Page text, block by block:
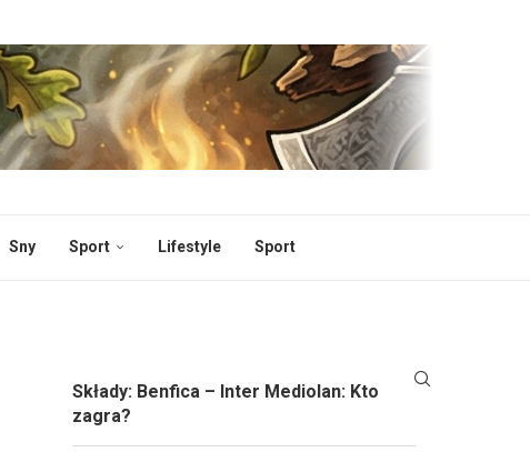
Sny Sport Lifestyle Sport
Składy: Benfica – Inter Mediolan: Kto
zagra?